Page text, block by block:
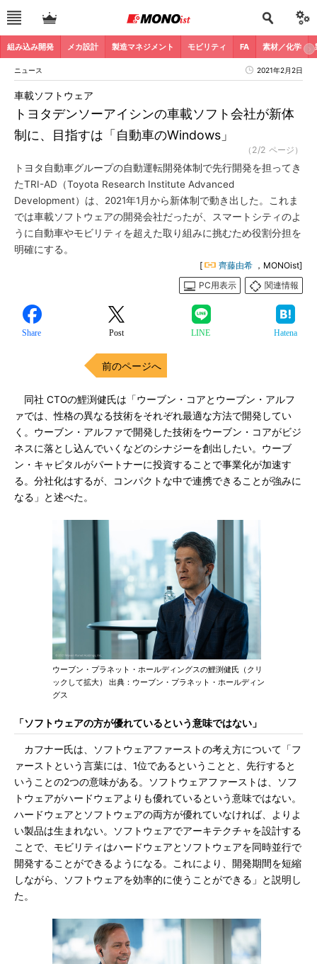
組み込み開発 メカ設計 製造マネジメント モビリティ FA 素材／化学
ニュース 2021年2月2日
トヨタデンソーアイシンの車載ソフト会社が新体
制に、目指すは「自動車のWindows」
車載ソフトウェア
（2/2 ページ）
トヨタ自動車グループの自動運転開発体制で先行開発を担ってき
たTRI-AD（Toyota Research Institute Advanced
Development）は、2021年1月から新体制で動き出した。これま
では車載ソフトウェアの開発会社だったが、スマートシティのよ
うに自動車やモビリティを超えた取り組みに挑むため役割分担を
明確にする。
[ 齊藤由希 ，MONOist]
PC用表示
関連情報
Share Post LINE Hatena
前のページへ
同社 CTOの鯉渕健氏は「ウーブン・コアとウーブン・アルフ
ァでは、性格の異なる技術をそれぞれ最適な方法で開発してい
く。ウーブン・アルファで開発した技術をウーブン・コアがビジ
ネスに落とし込んでいくなどのシナジーを創出したい。ウーブ
ン・キャピタルがパートナーに投資することで事業化が加速す
る。分社化はするが、コンパクトな中で連携できることが強みに
なる」と述べた。
ウーブン・プラネット・ホールディングスの鯉渕健氏（クリ
ックして拡大） 出典：ウーブン・プラネット・ホールディン
グス
「ソフトウェアの方が優れているという意味ではない」
カフナー氏は、ソフトウェアファーストの考え方について「フ
ァーストという言葉には、1位であるということと、先行すると
いうことの2つの意味がある。ソフトウェアファーストは、ソフ
トウェアがハードウェアよりも優れているという意味ではない。
ハードウェアとソフトウェアの両方が優れていなければ、よりよ
い製品は生まれない。ソフトウェアでアーキテクチャを設計する
ことで、モビリティはハードウェアとソフトウェアを同時並行で
開発することができるようになる。これにより、開発期間を短縮
しながら、ソフトウェアを効率的に使うことができる」と説明し
た。